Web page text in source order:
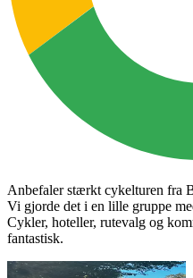
Anbefaler stærkt cykelturen fra
Vi gjorde det i en lille gruppe
Cykler, hoteller, rutevalg og
fantastisk.